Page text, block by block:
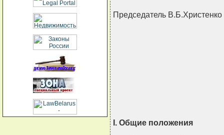
Председатель В.Б.Христенко
I. Общие положения